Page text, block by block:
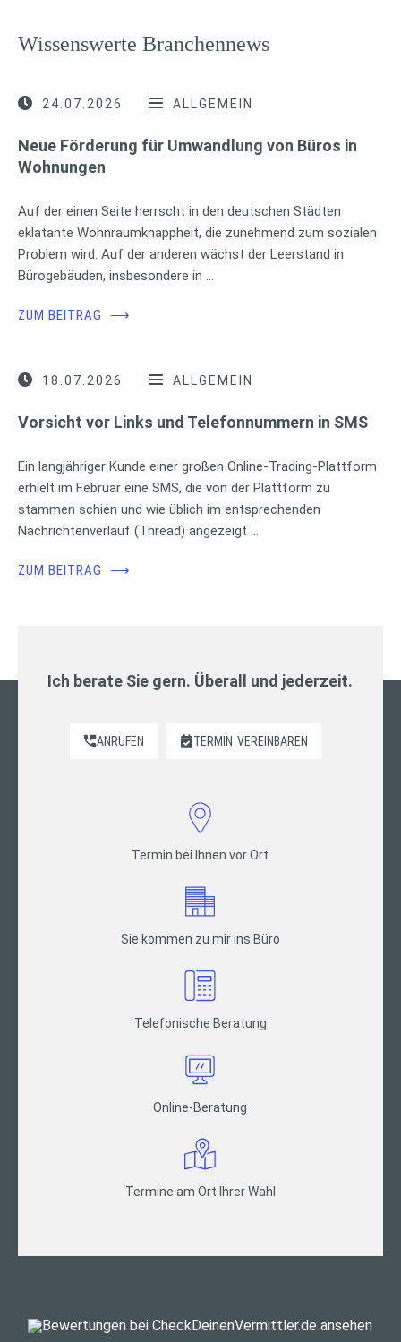
Wissenswerte Branchennews
24.07.2026 ALLGEMEIN
Neue Förderung für Umwandlung von Büros in
Wohnungen
Auf der einen Seite herrscht in den deutschen Städten
eklatante Wohnraumknappheit, die zunehmend zum sozialen
Problem wird. Auf der anderen wächst der Leerstand in
Bürogebäuden, insbesondere in …
ZUM BEITRAG ⟶
18.07.2026 ALLGEMEIN
Vorsicht vor Links und Telefonnummern in SMS
Ein langjähriger Kunde einer großen Online-Trading-Plattform
erhielt im Februar eine SMS, die von der Plattform zu
stammen schien und wie üblich im entsprechenden
Nachrichtenverlauf (Thread) angezeigt …
ZUM BEITRAG ⟶
Ich berate Sie gern. Überall und jederzeit.
ANRUFEN TERMIN VEREINBAREN
Termin bei Ihnen vor Ort
Sie kommen zu mir ins Büro
Telefonische Beratung
Online-Beratung
Termine am Ort Ihrer Wahl